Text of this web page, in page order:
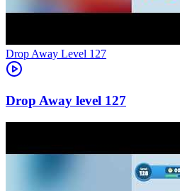
Level 127
127